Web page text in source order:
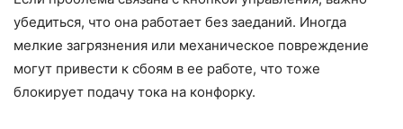
убедиться, что она работает без заеданий. Иногда
мелкие загрязнения или механическое повреждение
могут привести к сбоям в ее работе, что тоже
блокирует подачу тока на конфорку.